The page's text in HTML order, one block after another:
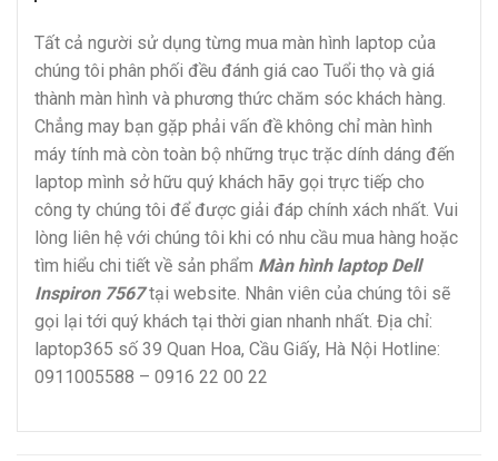
Tất cả người sử dụng từng mua màn hình laptop của
chúng tôi phân phối đều đánh giá cao Tuổi thọ và giá
thành màn hình và phương thức chăm sóc khách hàng.
Chẳng may bạn gặp phải vấn đề không chỉ màn hình
máy tính mà còn toàn bộ những trục trặc dính dáng đến
laptop mình sở hữu quý khách hãy gọi trực tiếp cho
công ty chúng tôi để được giải đáp chính xách nhất. Vui
lòng liên hệ với chúng tôi khi có nhu cầu mua hàng hoặc
tìm hiểu chi tiết về sản phẩm Màn hình laptop Dell
Inspiron 7567tại website. Nhân viên của chúng tôi sẽ
gọi lại tới quý khách tại thời gian nhanh nhất. Địa chỉ:
laptop365 số 39 Quan Hoa, Cầu Giấy, Hà Nội Hotline:
0911005588 – 0916 22 00 22